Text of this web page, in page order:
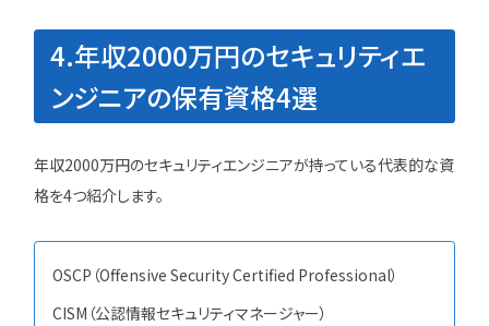
4.年収2000万円のセキュリティエ
ンジニアの保有資格4選
年収2000万円のセキュリティエンジニアが持っている代表的な資
格を4つ紹介します。
OSCP（Offensive Security Certified Professional）
CISM（公認情報セキュリティマネージャー）